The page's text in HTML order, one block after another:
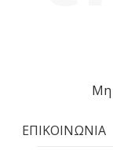
Μη
ΕΠΙΚΟΙΝΩΝΙΑ